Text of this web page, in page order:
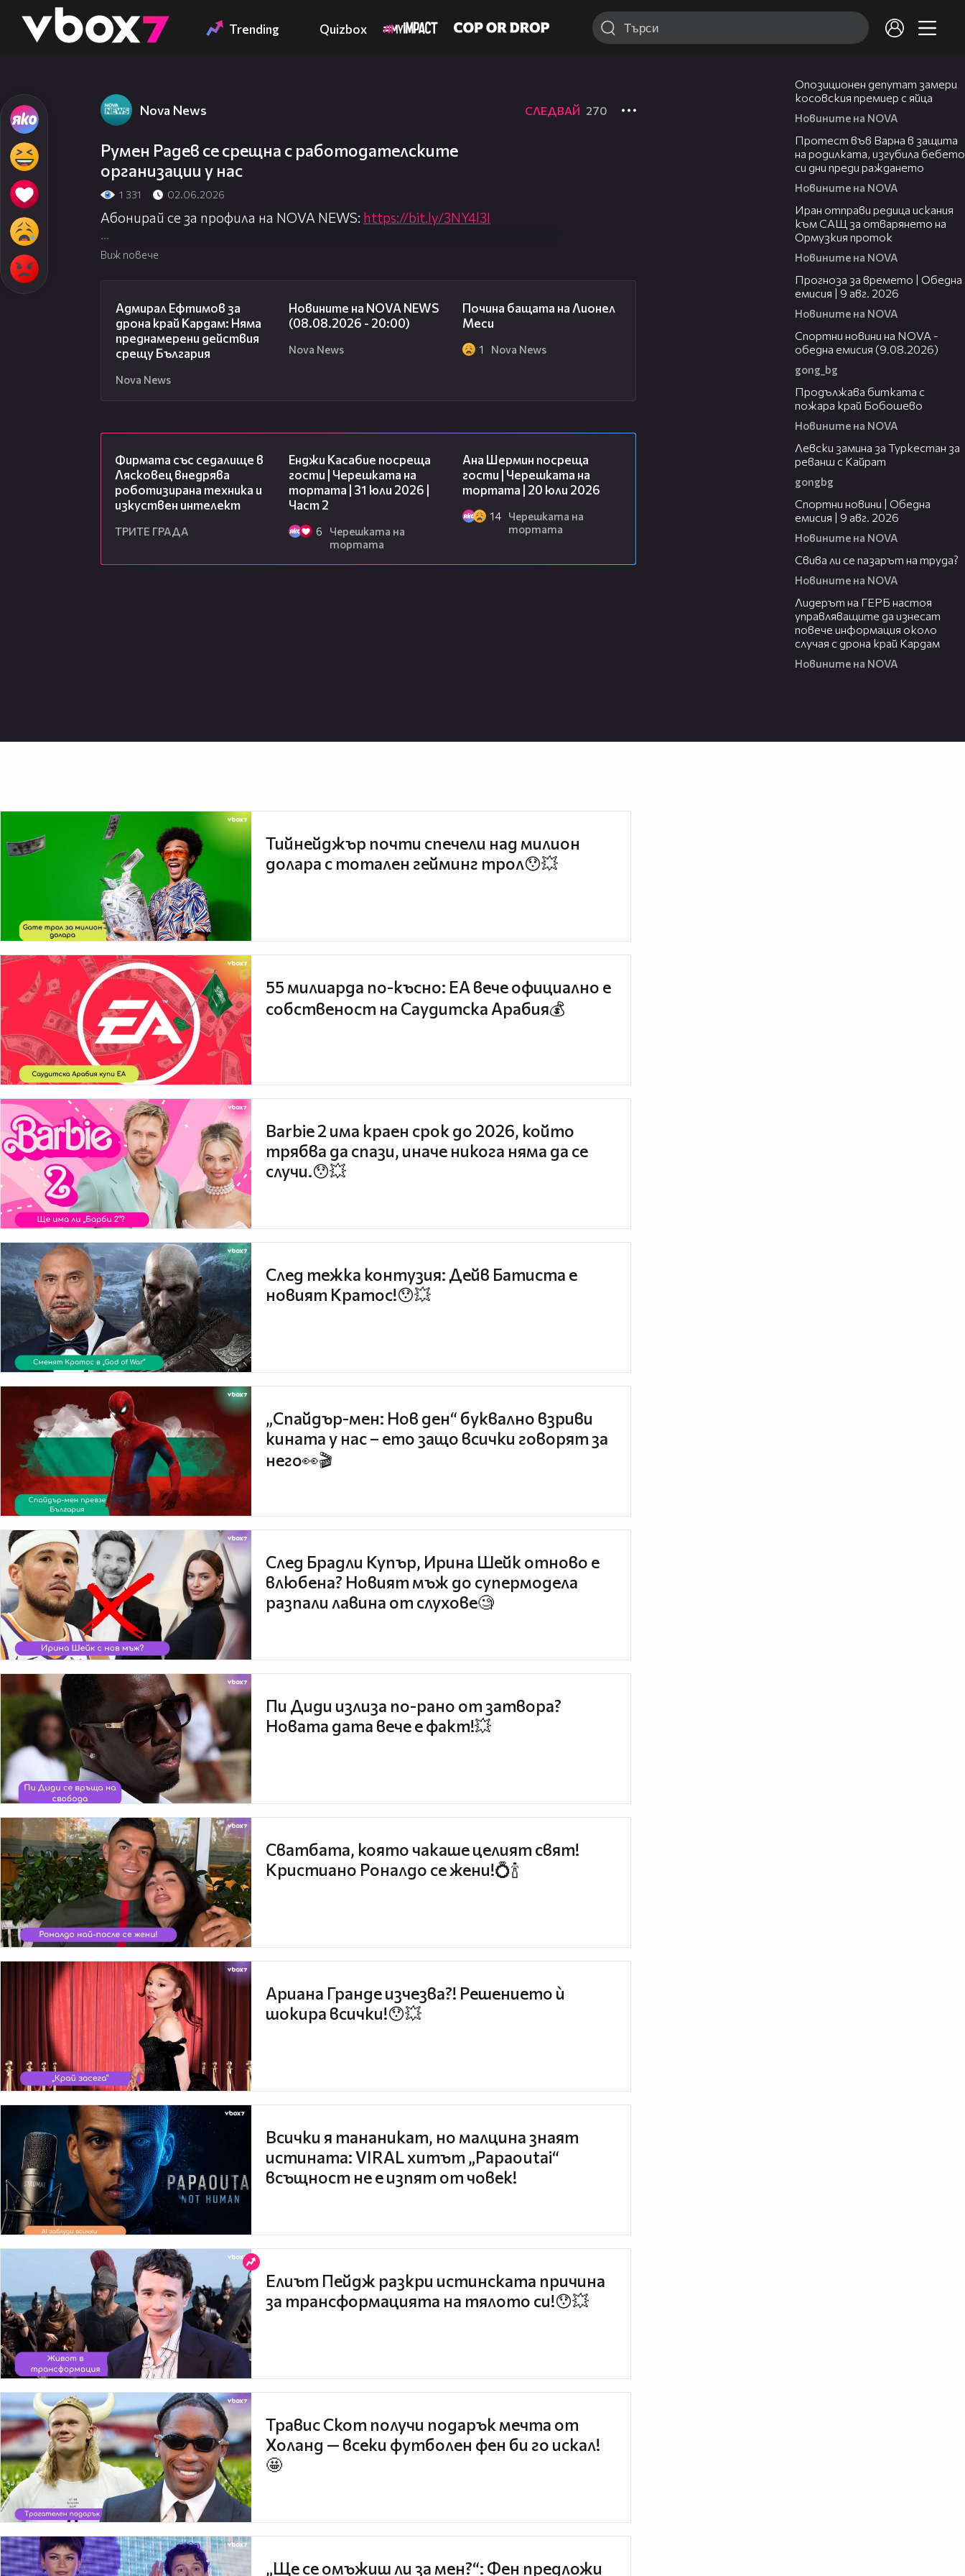
👾 Trending Quizbox
Nova News СЛЕДВАЙ 270
Румен Радев се срещна с работодателските
организации у нас
1 331 02.06.2026
Абонирай се за профила на NOVA NEWS: https://bit.ly/3NY4l3I
Посети официалния сайт:
Гледай NOVA NEWS на живо:http://nova.bg/live/news
Виж повече
Адмирал Ефтимов за
дрона край Кардам: Няма
преднамерени действия
срещу България
Nova News
Новините на NOVA NEWS
(08.08.2026 - 20:00)
Nova News
Почина бащата на Лионел
Меси
1 Nova News
Фирмата със седалище в
Лясковец внедрява
роботизирана техника и
изкуствен интелект
ТРИТЕ ГРАДА
Енджи Касабие посреща
гости | Черешката на
тортата | 31 юли 2026 |
Част 2
6
Черешката на
тортата
Ана Шермин посреща
гости | Черешката на
тортата | 20 юли 2026
14
Черешката на
тортата
Опозиционен депутат замери
косовския премиер с яйца
Новините на NOVA
Протест във Варна в защита
на родилката, изгубила бебето
си дни преди раждането
Новините на NOVA
Иран отправи редица искания
към САЩ за отварянето на
Ормузкия проток
Новините на NOVA
Прогноза за времето | Обедна
емисия | 9 авг. 2026
Новините на NOVA
Спортни новини на NOVA -
обедна емисия (9.08.2026)
gong_bg
Продължава битката с
пожара край Бобошево
Новините на NOVA
Левски замина за Туркестан за
реванш с Кайрат
gongbg
Спортни новини | Обедна
емисия | 9 aвг. 2026
Новините на NOVA
Свива ли се пазарът на труда?
Новините на NOVA
Лидерът на ГЕРБ настоя
управляващите да изнесат
повече информация около
случая с дрона край Кардам
Новините на NOVA
Тийнейджър почти спечели над милион
долара с тотален гейминг трол😯💥
55 милиарда по-късно: EA вече официално е
собственост на Саудитска Арабия💰
Barbie 2 има краен срок до 2026, който
трябва да спази, иначе никога няма да се
случи.😯💥
След тежка контузия: Дейв Батиста е
новият Кратос!😯💥
„Спайдър-мен: Нов ден“ буквално взриви
кината у нас – ето защо всички говорят за
него👀🎬
След Брадли Купър, Ирина Шейк отново е
влюбена? Новият мъж до супермодела
разпали лавина от слухове🧐
Пи Диди излиза по-рано от затвора?
Новата дата вече е факт!💥
Сватбата, която чакаше целият свят!
Кристиано Роналдо се жени!💍🍾
Ариана Гранде изчезва?! Решението ѝ
шокира всички!😯💥
Всички я тананикат, но малцина знаят
истината: VIRAL хитът „Papaoutai“
всъщност не е изпят от човек!
Елиът Пейдж разкри истинската причина
за трансформацията на тялото си!😯💥
Травис Скот получи подарък мечта от
Холанд — всеки футболен фен би го искал!
🤩
„Ще се омъжиш ли за мен?“: Фен предложи